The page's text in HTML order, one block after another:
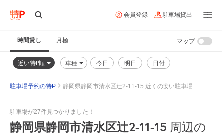
会員登録 駐車場貸出
時間貸し 月極
近い特P順 車種 今日 明日 日付
マップ
駐車場予約の特P 静岡県静岡市清水区辻2-11-15 近くの安い駐車場
駐車場が27件見つかりました！
静岡県静岡市清水区辻2-11-15 周辺の